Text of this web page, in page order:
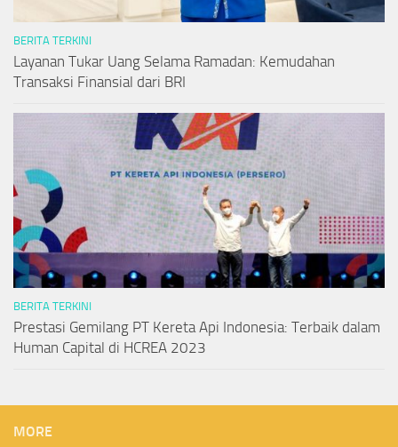
BERITA TERKINI
Layanan Tukar Uang Selama Ramadan: Kemudahan
Transaksi Finansial dari BRI
BERITA TERKINI
Prestasi Gemilang PT Kereta Api Indonesia: Terbaik dalam
Human Capital di HCREA 2023
MORE